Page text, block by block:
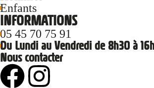
Enfants
INFORMATIONS
05 45 70 75 91
Du Lundi au Vendredi de 8h30 à
Nous contacter